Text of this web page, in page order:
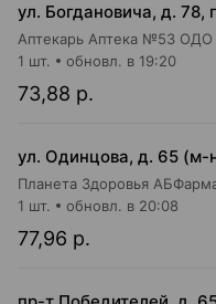
Аптекарь Аптека №53 ОДО
73,88 р.
1 шт. обновл. в 19:20
ул. Одинцова, д. 65 (м-
77,96 р.
1 шт. обновл. в 20:08